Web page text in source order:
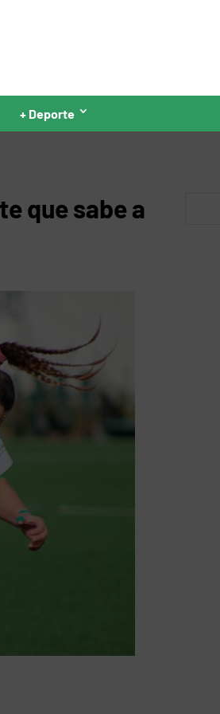
+ Deporte
que sabe a